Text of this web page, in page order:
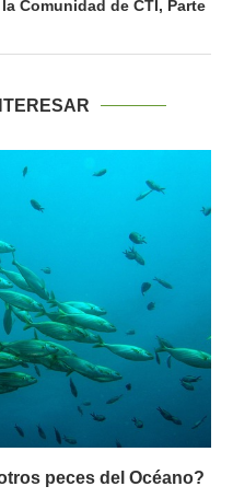
Comunidad de CTI, Parte
peces del Océano?